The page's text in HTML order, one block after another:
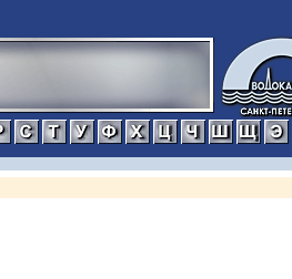
н о п р с т у ф х ц